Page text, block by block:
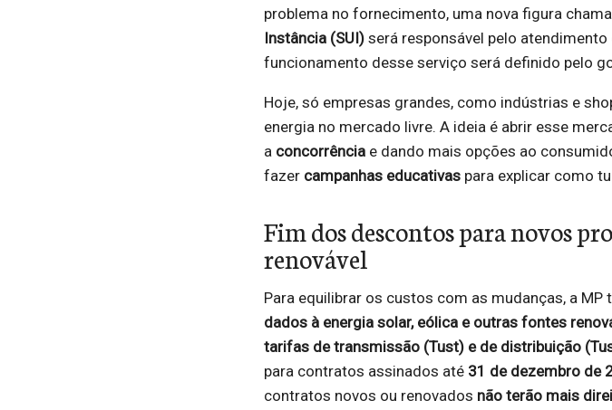
problema no fornecimento, uma nova figura
Instância (SUI)será responsável pelo atendimento
funcionamento desse serviço será definido pelo
Hoje, só empresas grandes, como indústrias e
energia no mercado livre. A ideia é abrir esse
a concorrênciae dando mais opções ao
fazer campanhas educativaspara explicar como
Fim dos descontos para novos
renovável
Para equilibrar os custos com as mudanças, a MP
dados à energia solar, eólica e outras fontes
tarifas de transmissão (Tust) e de distribuição
para contratos assinados até 31 de dezembro de
contratos novos ou renovados não terão mais